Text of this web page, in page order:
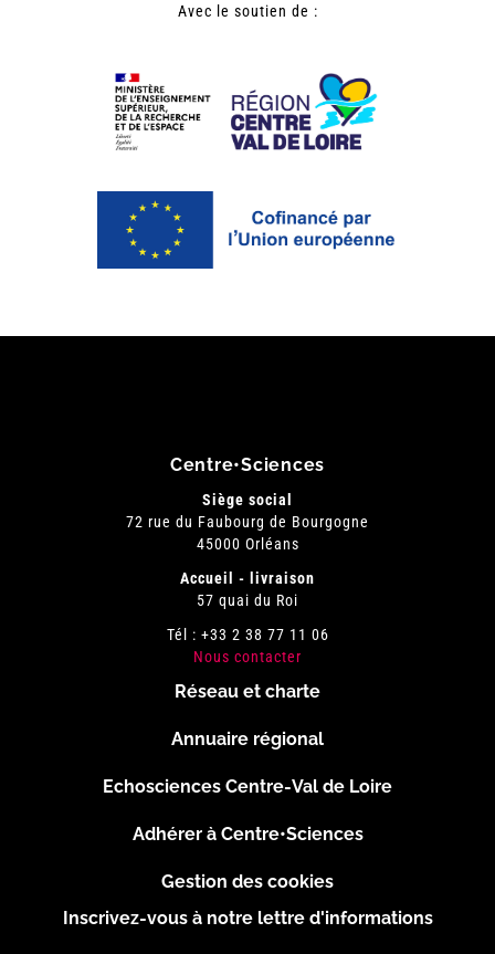
Avec le soutien de :
Centre•Sciences
Siège social
72 rue du Faubourg de Bourgogne
45000 Orléans
Accueil - livraison
57 quai du Roi
Tél : +33 2 38 77 11 06
Nous contacter
page
Réseau et charte
Annuaire régional
Echosciences Centre-Val de Loire
Adhérer à Centre•Sciences
Gestion des cookies
Inscrivez-vous à notre lettre d'informations